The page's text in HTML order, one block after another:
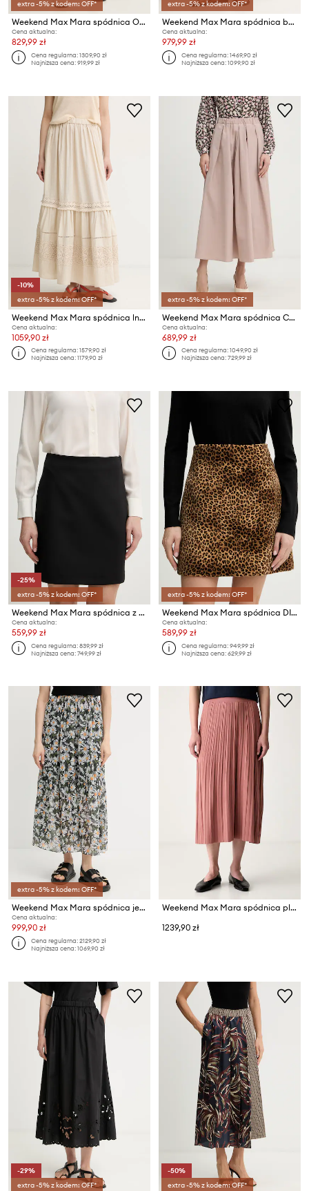
extra -5% z kodem: OFF*
Weekend Max Mara spódnica ORME
Cena aktualna:
829,99 zł
Cena regularna:1309,90 zł
Najniższa cena:919,99 zł
extra -5% z kodem: OFF*
Weekend Max Mara spódnica bombka bawełniana
Cena aktualna:
979,99 zł
Cena regularna:1469,90 zł
Najniższa cena:1099,90 zł
-10%
extra -5% z kodem: OFF*
Weekend Max Mara spódnica lniana
Cena aktualna:
1059,90 zł
Cena regularna:1579,90 zł
Najniższa cena:1179,90 zł
extra -5% z kodem: OFF*
Weekend Max Mara spódnica CURVATO
Cena aktualna:
689,99 zł
Cena regularna:1049,90 zł
Najniższa cena:729,99 zł
-25%
extra -5% z kodem: OFF*
Weekend Max Mara spódnica z dodatkiem wełny ARCADIA
Cena aktualna:
559,99 zł
Cena regularna:839,99 zł
Najniższa cena:749,99 zł
extra -5% z kodem: OFF*
Weekend Max Mara spódnica DISCO
Cena aktualna:
589,99 zł
Cena regularna:949,99 zł
Najniższa cena:629,99 zł
extra -5% z kodem: OFF*
Weekend Max Mara spódnica jedwabna
Cena aktualna:
999,90 zł
Cena regularna:2129,90 zł
Najniższa cena:1069,90 zł
Weekend Max Mara spódnica plisowana z wiskozą WKDGHIGLIA
1239,90 zł
-29%
extra -5% z kodem: OFF*
-50%
extra -5% z kodem: OFF*